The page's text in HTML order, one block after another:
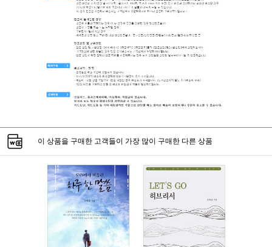
이 상품을 구매한 고객들이 가장 많이 구매한 다른 상품